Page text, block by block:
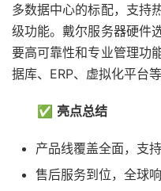
多数据中心的标配，支持
级功能。戴尔服务器硬件
要高可靠性和专业管理功
据库、ERP、虚拟化平台等
✅ 亮点总结
产品线覆盖全面，支
售后服务到位，全球